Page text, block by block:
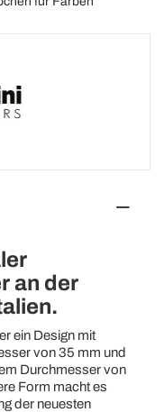
an der
ein Design mit
von 35 mm und
Durchmesser von
Form macht es
der neuesten